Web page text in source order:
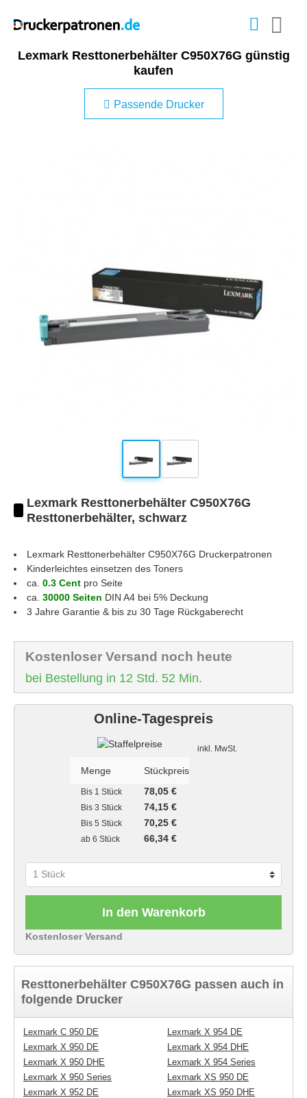
Lexmark Resttonerbehälter C950X76G günstig
kaufen
Passende Drucker
Lexmark Resttonerbehälter C950X76G
Resttonerbehälter, schwarz
Lexmark Resttonerbehälter C950X76G Druckerpatronen
Kinderleichtes einsetzen des Toners
ca. 0.3 Cent pro Seite
ca. 30000 Seiten DIN A4 bei 5% Deckung
3 Jahre Garantie & bis zu 30 Tage Rückgaberecht
Kostenloser Versand noch heute
bei Bestellung in 12 Std. 52 Min.
Online-Tagespreis
Staffelpreise
Menge Stückpreis
Bis 1 Stück 78,05 €
Bis3 Stück 74,15 €
Bis5 Stück 70,25 €
ab6 Stück 66,34 €
inkl. MwSt.
In den Warenkorb
Kostenloser Versand
Resttonerbehälter C950X76G passen auch in
folgende Drucker
Lexmark C 950 DE
Lexmark X 950 DE
Lexmark X 950 DHE
Lexmark X 950 Series
Lexmark X 952 DE
Lexmark X 954 DE
Lexmark X 954 DHE
Lexmark X 954 Series
Lexmark XS 950 DE
Lexmark XS 950 DHE